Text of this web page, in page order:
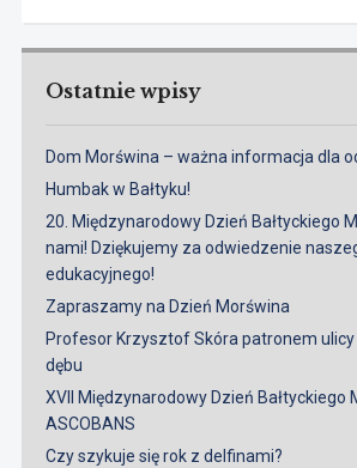
Ostatnie wpisy
Dom Morświna – ważna informacja dla
Humbak w Bałtyku!
20. Międzynarodowy Dzień Bałtyckiego
nami! Dziękujemy za odwiedzenie
edukacyjnego!
Zapraszamy na Dzień Morświna
Profesor Krzysztof Skóra patronem
dębu
XVII Międzynarodowy Dzień Bałtyckiego
ASCOBANS
Czy szykuje się rok z delfinami?